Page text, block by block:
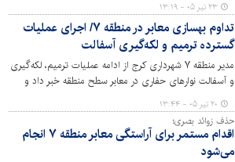
داد.
۲۳ تیر ۰۵ - ۱۳:۱۹
تداوم بهسازی معابر در منطقه ۷/ اجرای عملیات
گسترده ترمیم و لکه‌گیری آسفالت
مدیر منطقه ۷ شهرداری کرج از ادامه عملیات ترمیم، لکه‌گیری
و آسفالت نوارهای حفاری در معابر سطح منطقه خبر داد و
گفت: این اقدامات با هدف ارتقای کیفیت معابر، افزایش
ایمنی تردد و بهبود سیمای شهری به‌صورت مستمر در حال
اجراست.
۲۰ تیر ۰۵ - ۱۳:۴۴
حذف زوائد بصری؛
اقدام مستمر برای آراستگی معابر منطقه ۷ انجام
می‌شود